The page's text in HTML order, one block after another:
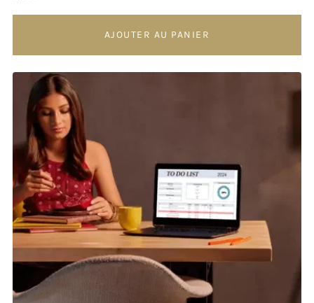
AJOUTER AU PANIER